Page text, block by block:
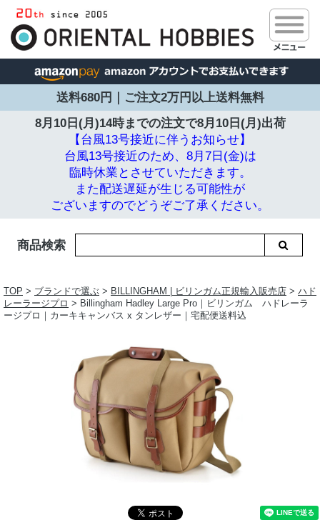
送料680円｜ご注文2万円以上送料無料
8月10日(月)14時までの注文で8月10日(月)出荷
【台風13号接近に伴うお知らせ】
台風13号接近のため、8月7日(金)は
臨時休業とさせていただきます。
また配送遅延が生じる可能性が
ございますのでどうぞご了承ください。
商品検索
TOP > ブランドで選ぶ > BILLINGHAM | ビリンガム正規輸入販売店 > ハド
レーラージプロ > Billingham Hadley Large Pro｜ビリンガム ハドレーラ
ージプロ｜カーキキャンバス x タンレザー｜宅配便送料込